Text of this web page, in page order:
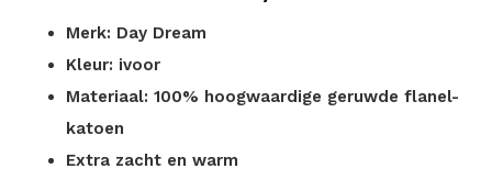
Merk: Day Dream
Kleur: ivoor
Materiaal: 100% hoogwaardige geruwde flanel-
katoen
Extra zacht en warm